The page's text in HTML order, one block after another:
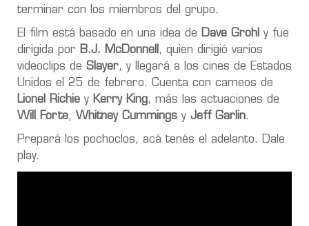
terminar con los miembros del grupo.
El film está basado en una idea de Dave Grohl y fue
dirigida por B.J. McDonnell , quien dirigió varios
videoclips de Slayer, y llegará a los cines de Estados
Unidos el 25 de febrero. Cuenta con cameos de
Lionel Richie y Kerry King, más las actuaciones de
Will Forte, Whitney Cummings y Jeff Garlin.
Prepará los pochoclos, acá tenés el adelanto. Dale
play.